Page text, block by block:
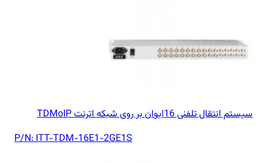
سیستم انتقال تلفنی 16ایوان بر روی شبکه اترنت TDMoIP
P/N:ITT-TDM-16E1-2GE1S